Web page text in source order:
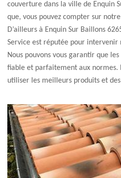
couverture dans la ville de Enquin
que, vous pouvez compter sur
D’ailleurs à Enquin Sur Baillons
Service est réputée pour
Nous pouvons vous garantir que
fiable et parfaitement aux normes.
utiliser les meilleurs produits et